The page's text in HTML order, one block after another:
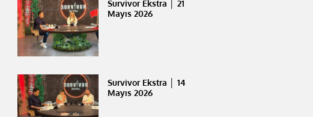
Survivor Ekstra │ 21
Mayıs 2026
Survivor Ekstra │ 14
Mayıs 2026